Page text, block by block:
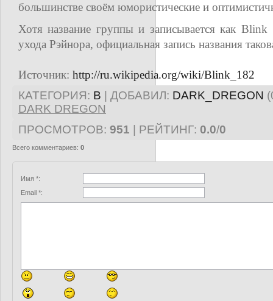
большинстве своём юмористические и
Хотя название группы и записывается как
ухода Рэйнора, официальная запись названия
Источник: http://ru.wikipedia.org/wiki/Blink_182
КАТЕГОРИЯ: B ДОБАВИЛ: DARK_DREGON
DARK DREGON
ПРОСМОТРОВ: 951 РЕЙТИНГ: 0.0/0
Всего комментариев: 0
Имя *:
Email *: